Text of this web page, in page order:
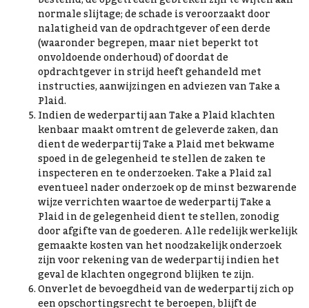
normale slijtage; de schade is veroorzaakt door
nalatigheid van de opdrachtgever of een derde
(waaronder begrepen, maar niet beperkt tot
onvoldoende onderhoud) of doordat de
opdrachtgever in strijd heeft gehandeld met
instructies, aanwijzingen en adviezen van Take a
Plaid.
Indien de wederpartij aan Take a Plaid klachten
kenbaar maakt omtrent de geleverde zaken, dan
dient de wederpartij Take a Plaid met bekwame
spoed in de gelegenheid te stellen de zaken te
inspecteren en te onderzoeken. Take a Plaid zal
eventueel nader onderzoek op de minst bezwarende
wijze verrichten waartoe de wederpartij Take a
Plaid in de gelegenheid dient te stellen, zonodig
door afgifte van de goederen. Alle redelijk werkelijk
gemaakte kosten van het noodzakelijk onderzoek
zijn voor rekening van de wederpartij indien het
geval de klachten ongegrond blijken te zijn.
Onverlet de bevoegdheid van de wederpartij zich op
een opschortingsrecht te beroepen, blijft de